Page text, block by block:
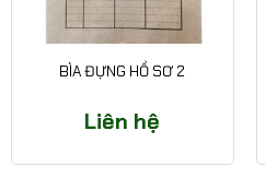
BÌA ĐỰNG HỒ SƠ 2
Liên hệ